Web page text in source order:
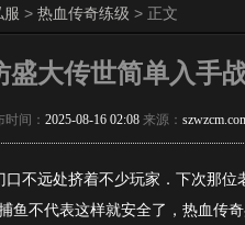
服 > 热血传奇练级 > 正文
盛大传世简单入手
时间： 2025-08-16 02:08 来源：
不远处挤着不少玩家．下次那
鱼不代表这样就安全了，热血传